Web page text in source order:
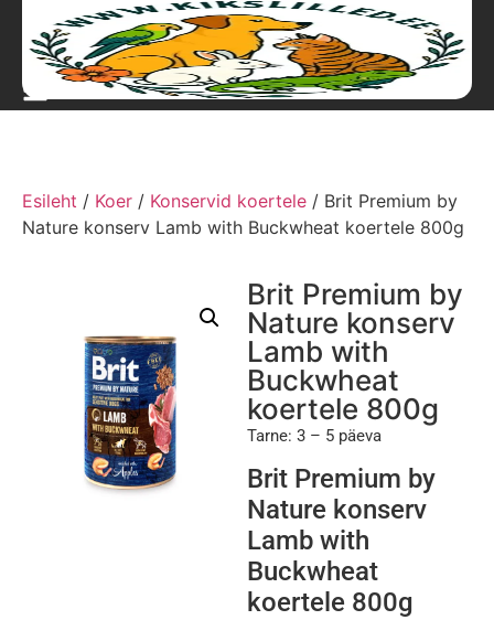
Esileht / Koer / Konservid koertele / Brit Premium by
Nature konserv Lamb with Buckwheat koertele 800g
Brit Premium by
Nature konserv
Lamb with
Buckwheat
koertele 800g
Tarne: 3 – 5 päeva
Brit Premium by
Nature konserv
Lamb with
Buckwheat
koertele 800g